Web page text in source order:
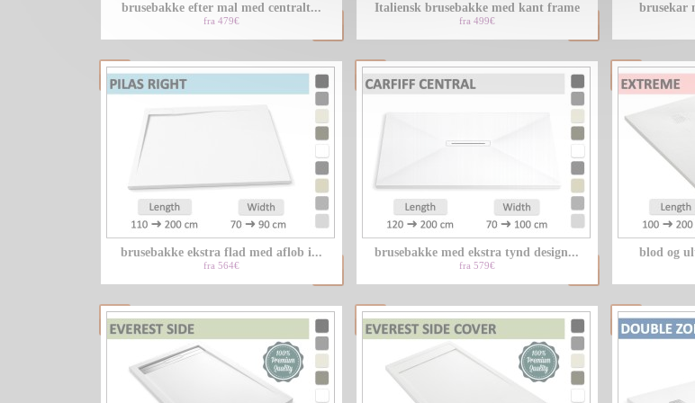
brusebakke efter mal med centralt...
fra 479€
Italiensk brusebakke med kant frame
fra 499€
brusekar
brusebakke ekstra flad med aflob i...
fra 564€
brusebakke med ekstra tynd design...
fra 579€
blod og